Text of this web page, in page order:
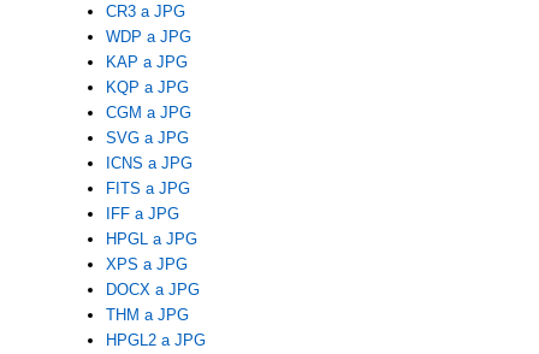
CR3 a JPG
WDP a JPG
KAP a JPG
KQP a JPG
CGM a JPG
SVG a JPG
ICNS a JPG
FITS a JPG
IFF a JPG
HPGL a JPG
XPS a JPG
DOCX a JPG
THM a JPG
HPGL2 a JPG